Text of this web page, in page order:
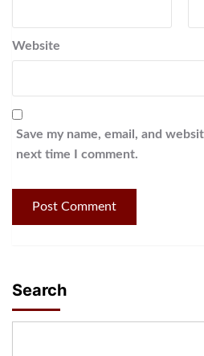
Website
Save my name, email, and
next time I comment.
Search